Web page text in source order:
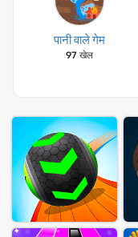
पानी वाले गेम
97 खेल